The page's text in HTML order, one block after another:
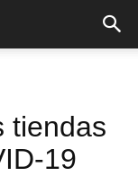
tiendas
19